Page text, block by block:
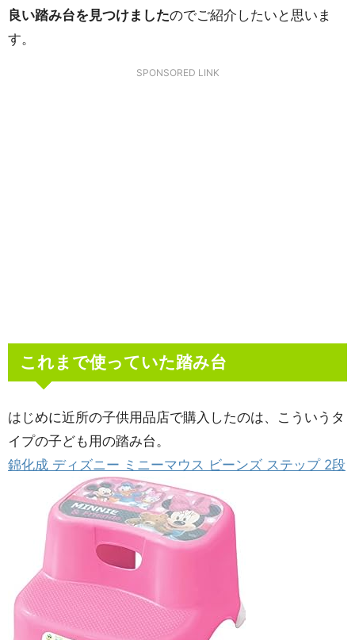
良い踏み台を見つけましたのでご紹介したいと思いま
す。
SPONSORED LINK
これまで使っていた踏み台
はじめに近所の子供用品店で購入したのは、こういうタ
イプの子ども用の踏み台。
錦化成 ディズニー ミニーマウス ビーンズ ステップ 2段